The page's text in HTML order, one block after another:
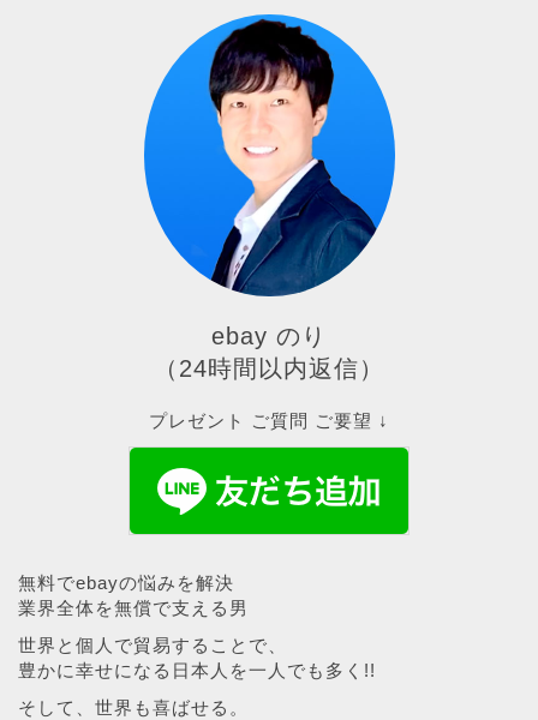
ebay のり
（24時間以内返信）
プレゼント ご質問 ご要望 ↓
無料でebayの悩みを解決
業界全体を無償で支える男
世界と個人で貿易することで、
豊かに幸せになる日本人を一人でも多く!!
そして、世界も喜ばせる。